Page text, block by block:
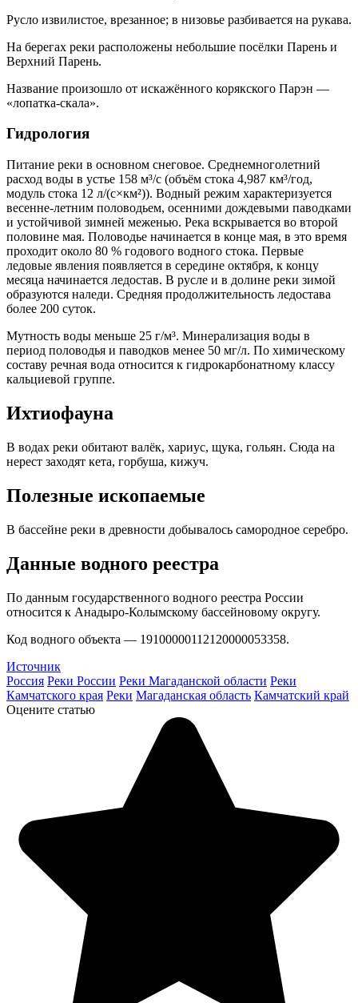
Русло извилистое, врезанное; в низовье разбивается на рукава.
На берегах реки расположены небольшие посёлки Парень и
Верхний Парень.
Название произошло от искажённого корякского Парэн —
«лопатка-скала».
Гидрология
Питание реки в основном снеговое. Среднемноголетний
расход воды в устье 158 м³/с (объём стока 4,987 км³/год,
модуль стока 12 л/(с×км²)). Водный режим характеризуется
весенне-летним половодьем, осенними дождевыми паводками
и устойчивой зимней меженью. Река вскрывается во второй
половине мая. Половодье начинается в конце мая, в это время
проходит около 80 % годового водного стока. Первые
ледовые явления появляется в середине октября, к концу
месяца начинается ледостав. В русле и в долине реки зимой
образуются наледи. Средняя продолжительность ледостава
более 200 суток.
Мутность воды меньше 25 г/м³. Минерализация воды в
период половодья и паводков менее 50 мг/л. По химическому
составу речная вода относится к гидрокарбонатному классу
кальциевой группе.
Ихтиофауна
В водах реки обитают валёк, хариус, щука, гольян. Сюда на
нерест заходят кета, горбуша, кижуч.
Полезные ископаемые
В бассейне реки в древности добывалось самородное серебро.
Данные водного реестра
По данным государственного водного реестра России
относится к Анадыро-Колымскому бассейновому округу.
Код водного объекта — 19100000112120000053358.
Источник
Россия Реки России Реки Магаданской области Реки
Камчатского края Реки Магаданская область Камчатский край
Оцените статью